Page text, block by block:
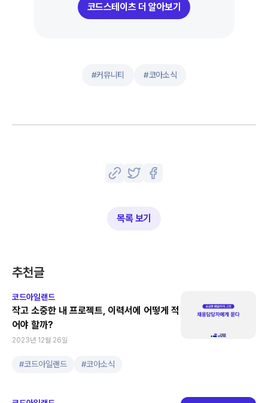
코드스테이츠 더 알아보기
#커뮤니티 #코아소식
목록 보기
추천글
코드아일랜드
작고 소중한 내 프로젝트, 이력서에 어떻게 적
어야 할까?
2023년 12월 26일
#코드아일랜드 #코아소식